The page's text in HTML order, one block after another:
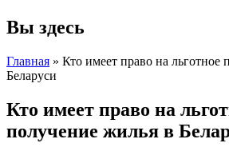
Вы здесь
Главная » Кто имеет право на льготное
Беларуси
Кто имеет право на
получение жилья в